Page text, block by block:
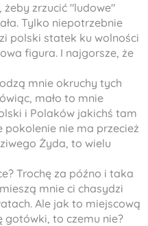
żeby zrzucić "ludowe"
Tylko niepotrzebnie
polski statek ku wolności
figura. I najgorsze, że
mnie okruchy tych
mało to mnie
i Polaków jakichś tam
pokolenie nie ma przecież
Żyda, to wielu
Trochę za późno i taka
mnie ci chasydzi
Ale jak to miejscową
gotówki, to czemu nie?